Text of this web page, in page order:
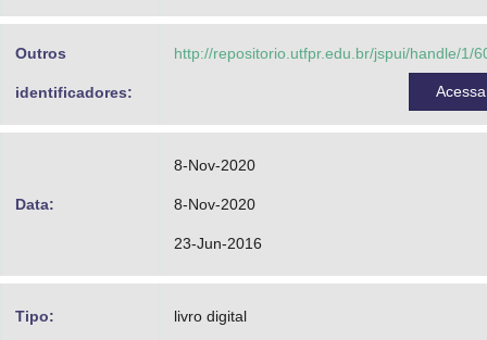
Outros
identificadores:
http://repositorio.utfpr.edu.br/jspui/handle/1/
Data:
8-Nov-2020
8-Nov-2020
23-Jun-2016
Tipo: livro digital